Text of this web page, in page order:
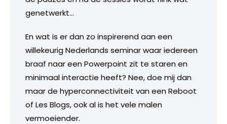
genetwerkt…
En wat is er dan zo inspirerend aan een
willekeurig Nederlands seminar waar iedereen
braaf naar een Powerpoint zit te staren en
minimaal interactie heeft? Nee, doe mij dan
maar de hyperconnectiviteit van een Reboot
of Les Blogs, ook al is het vele malen
vermoeiender.